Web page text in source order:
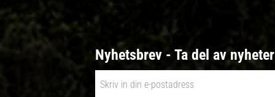
Nyhetsbrev - Ta del av